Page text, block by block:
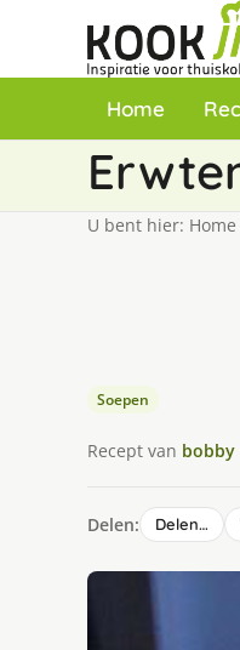
Home
U bent hier: Home
Soepen
Recept van bobby
Delen: Delen…